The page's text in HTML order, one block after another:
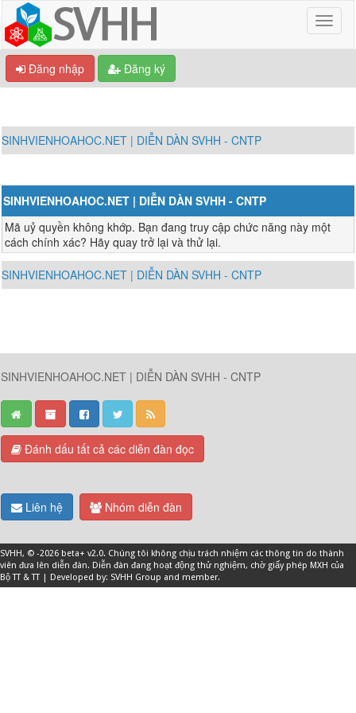
Đăng nhập Đăng ký
SINHVIENHOAHOC.NET | DIỄN DÀN SVHH - CNTP
SINHVIENHOAHOC.NET | DIỄN DÀN SVHH - CNTP
Mã uỷ quyền không khớp. Bạn đang truy cập chức năng này một
cách chính xác? Hãy quay trở lại và thử lại.
SINHVIENHOAHOC.NET | DIỄN DÀN SVHH - CNTP
SINHVIENHOAHOC.NET | DIỄN DÀN SVHH - CNTP
Đánh dấu tất cả các diễn đàn đọc
Liên hệ Nhóm diễn đàn
SVHH, © -2026 beta+ v2.0. Chúng tôi không chịu trách nhiệm các thông tin do thành
viên đưa lên diễn đàn. Diễn đàn đang hoạt động thử nghiệm, chờ giấy phép MXH của
Bộ TT & TT | Developed by: SVHH Group and member.